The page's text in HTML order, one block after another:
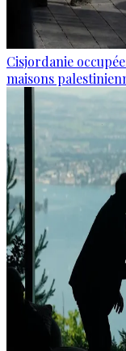
Cisjordanie
maisons